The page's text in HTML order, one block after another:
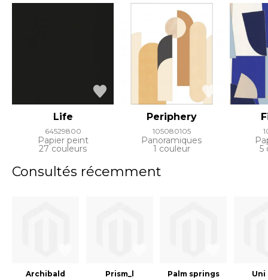
Life
64529800
Papier peint
27 couleurs
Periphery
105080105
Panoramiques
1 couleur 5
Consultés récemment
Archibald
Prism_l
Palm springs
Uni